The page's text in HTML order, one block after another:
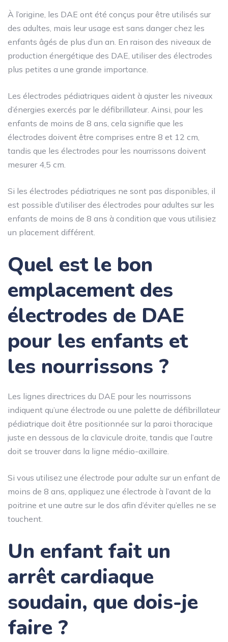
À l’origine, les DAE ont été conçus pour être utilisés sur
des adultes, mais leur usage est sans danger chez les
enfants âgés de plus d’un an. En raison des niveaux de
production énergétique des DAE, utiliser des électrodes
plus petites a une grande importance.
Les électrodes pédiatriques aident à ajuster les niveaux
d’énergies exercés par le défibrillateur. Ainsi, pour les
enfants de moins de 8 ans, cela signifie que les
électrodes doivent être comprises entre 8 et 12 cm,
tandis que les électrodes pour les nourrissons doivent
mesurer 4,5 cm.
Si les électrodes pédiatriques ne sont pas disponibles, il
est possible d’utiliser des électrodes pour adultes sur les
enfants de moins de 8 ans à condition que vous utilisiez
un placement différent.
Quel est le bon
emplacement des
électrodes de DAE
pour les enfants et
les nourrissons ?
Les lignes directrices du DAE pour les nourrissons
indiquent qu’une électrode ou une palette de défibrillateur
pédiatrique doit être positionnée sur la paroi thoracique
juste en dessous de la clavicule droite, tandis que l’autre
doit se trouver dans la ligne médio-axillaire.
Si vous utilisez une électrode pour adulte sur un enfant de
moins de 8 ans, appliquez une électrode à l’avant de la
poitrine et une autre sur le dos afin d’éviter qu’elles ne se
touchent.
Un enfant fait un
arrêt cardiaque
soudain, que dois-je
faire ?